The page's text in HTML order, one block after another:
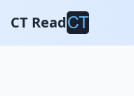
CT Read